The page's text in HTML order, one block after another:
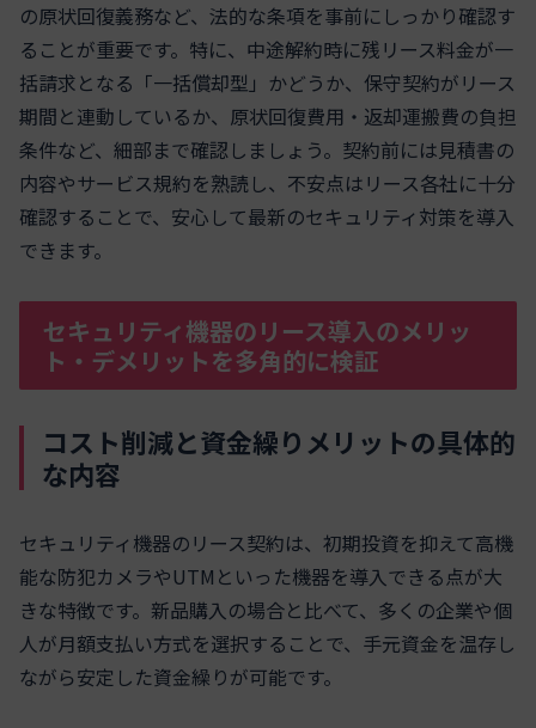
の原状回復義務など、法的な条項を事前にしっかり確認す
ることが重要です。特に、中途解約時に残リース料金が一
括請求となる「一括償却型」かどうか、保守契約がリース
期間と連動しているか、原状回復費用・返却運搬費の負担
条件など、細部まで確認しましょう。契約前には見積書の
内容やサービス規約を熟読し、不安点はリース各社に十分
確認することで、安心して最新のセキュリティ対策を導入
できます。
セキュリティ機器のリース導入のメリッ
ト・デメリットを多角的に検証
コスト削減と資金繰りメリットの具体的
な内容
セキュリティ機器のリース契約は、初期投資を抑えて高機
能な防犯カメラやUTMといった機器を導入できる点が大
きな特徴です。新品購入の場合と比べて、多くの企業や個
人が月額支払い方式を選択することで、手元資金を温存し
ながら安定した資金繰りが可能です。